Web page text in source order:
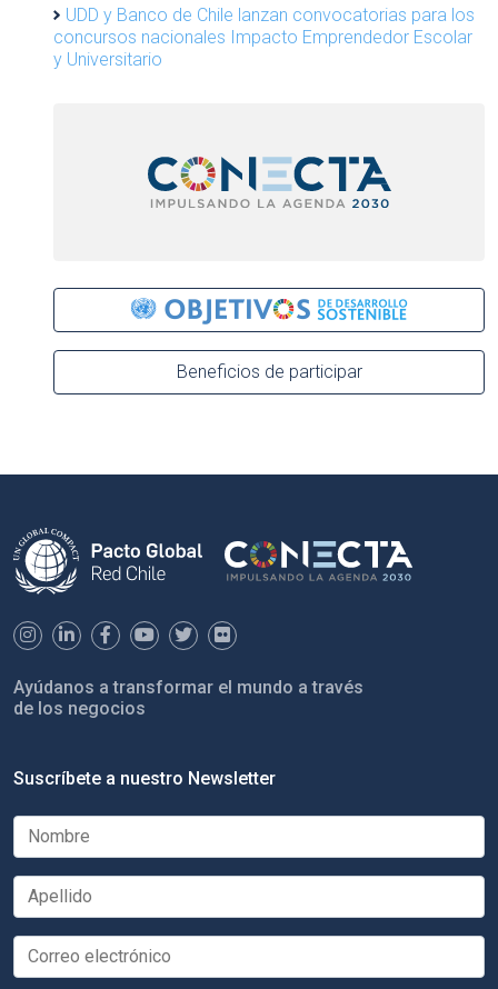
UDD y Banco de Chile lanzan convocatorias para los
concursos nacionales Impacto Emprendedor Escolar
y Universitario
Beneficios de participar
Ayúdanos a transformar el mundo a través
de los negocios
Suscríbete a nuestro Newsletter